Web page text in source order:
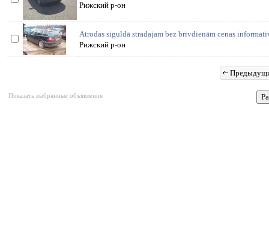
Рижский р-он
Atrodas siguldā stradajam bez brivdienām cenas
Рижский р-он
Показать выбранные объявления